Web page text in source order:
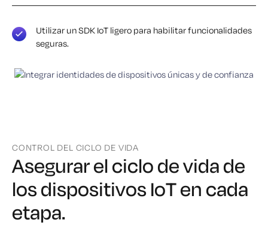
Utilizar un SDK IoT ligero para habilitar funcionalidades
seguras.
CONTROL DEL CICLO DE VIDA
Asegurar el ciclo de vida de
los dispositivos IoTen cada
etapa.